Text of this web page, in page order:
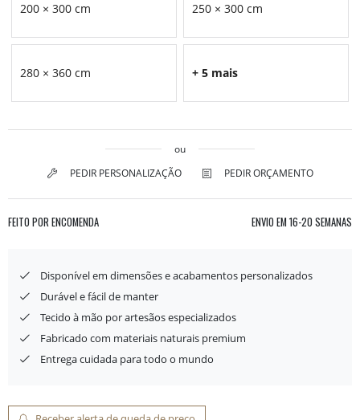
200 × 300 cm 250 × 300 cm
280 × 360 cm + 5 mais
ou
PEDIR PERSONALIZAÇÃO
PEDIR ORÇAMENTO
FEITO POR ENCOMENDA ENVIO EM 16-20 SEMANAS
Disponível em dimensões e acabamentos personalizados
Durável e fácil de manter
Tecido à mão por artesãos especializados
Fabricado com materiais naturais premium
Entrega cuidada para todo o mundo